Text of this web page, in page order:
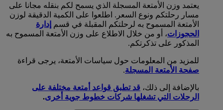
يعتمد وزن الأمتعة المسجلة الذي يسمح لكم بنقله مجانا على
مسار رحلتكم ونوع السعر. اطلعوا على الكمية الدقيقة لوزن
الأمتعة المسموح به لرحلتكم المقبلة في قسم إدارة
الحجوزات، أو من خلال الاطلاع على وزن الأمتعة المسموح به
المذكور على تذكرتكم.
للمزيد من المعلومات حول سياسات الأمتعة، يرجى قراءة
صفحة الأمتعة المسجلة.
بالإضافة إلى ذلك، قد تطبق قواعد أمتعة مختلفة على
الرحلات التي تشغلها شركات خطوط جوية أخرى.